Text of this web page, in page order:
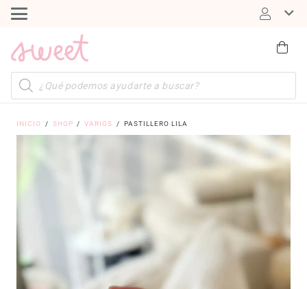
Búsqueda
de
productos
INICIO / SHOP / VARIOS / PASTILLERO LILA